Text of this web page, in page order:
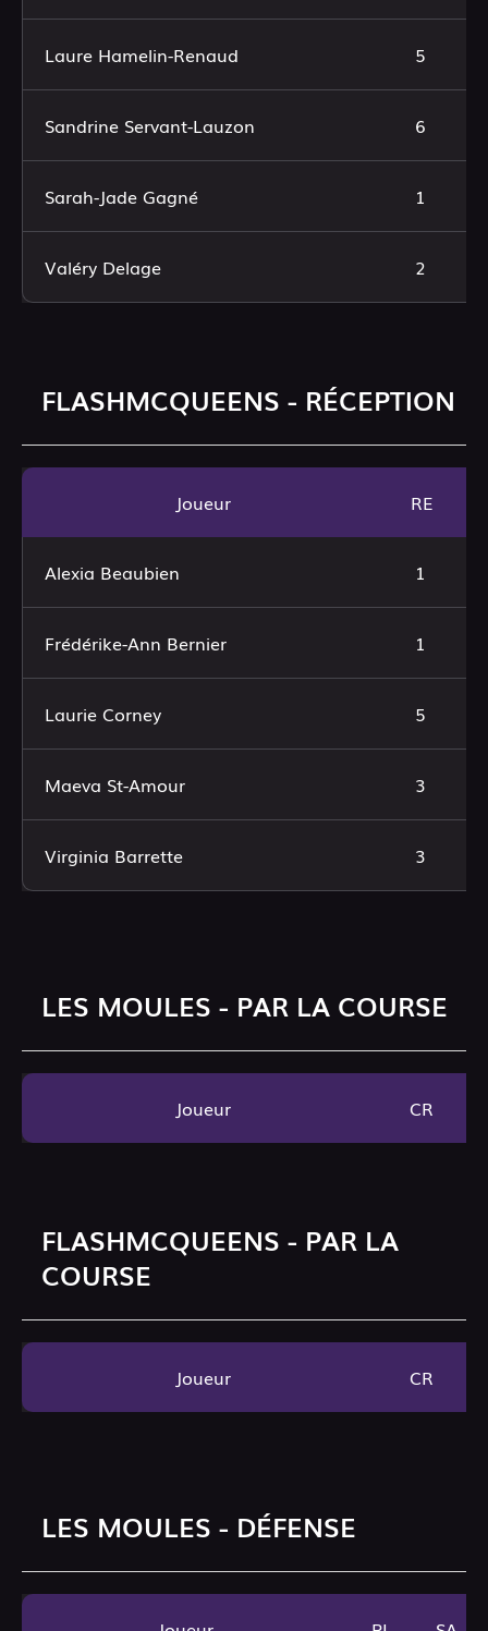
Laure Hamelin-Renaud 5
Sandrine Servant-Lauzon 6
Sarah-Jade Gagné 1
Valéry Delage 2
FLASHMCQUEENS - RÉCEPTION
Joueur RE
Alexia Beaubien 1
Frédérike-Ann Bernier 1
Laurie Corney 5
Maeva St-Amour 3
Virginia Barrette 3
LES MOULES - PAR LA COURSE
Joueur CR
FLASHMCQUEENS - PAR LA
COURSE
Joueur CR
LES MOULES - DÉFENSE